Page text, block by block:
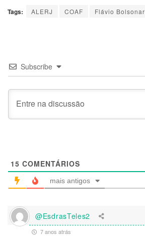
Tags: ALERJ COAF Flávio
Subscribe
15 COMENTÁRIOS
mais antigos
@EsdrasTeles2
7 anos atrás